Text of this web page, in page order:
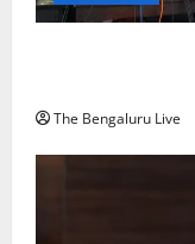
The Bengaluru Live